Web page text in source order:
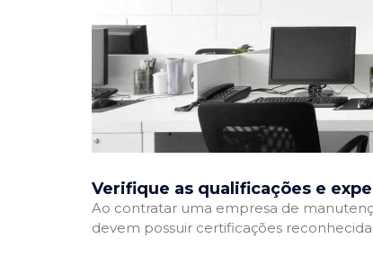
Verifique as qualificações e
Ao contratar uma empresa de
devem possuir certificações